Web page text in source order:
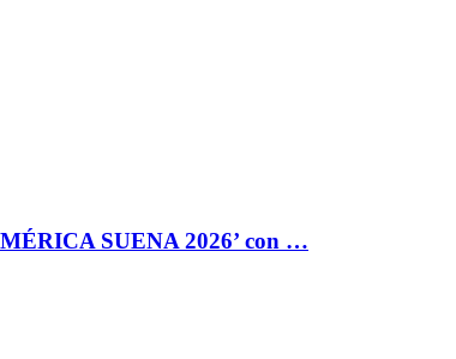
SUENA 2026’ con …